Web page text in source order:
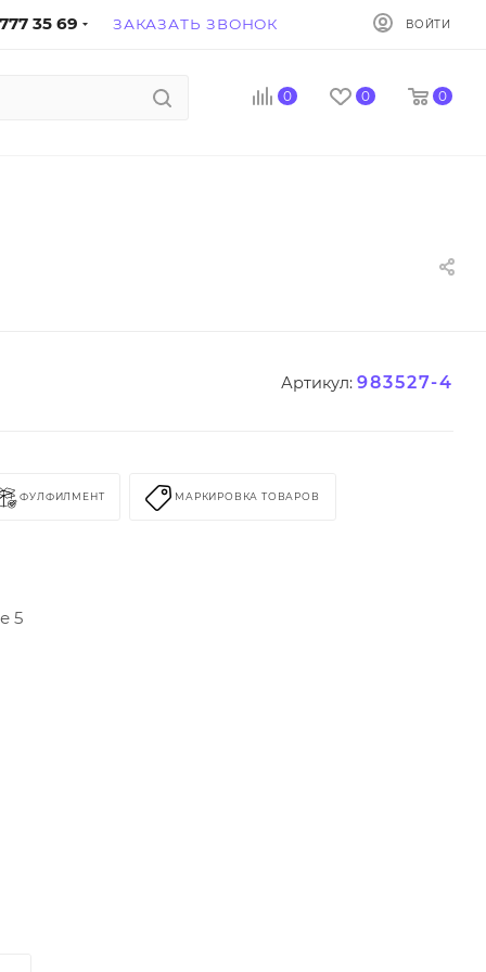
35 69 ЗАКАЗАТЬ ЗВОНОК ВОЙТИ
0 0 0
Артикул: 983527-4
ФУЛФИЛМЕНТ МАРКИРОВКА ТОВАРОВ
5